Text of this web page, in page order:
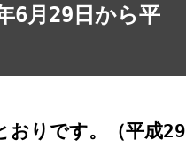
6月29日から平
おりです。（平成29